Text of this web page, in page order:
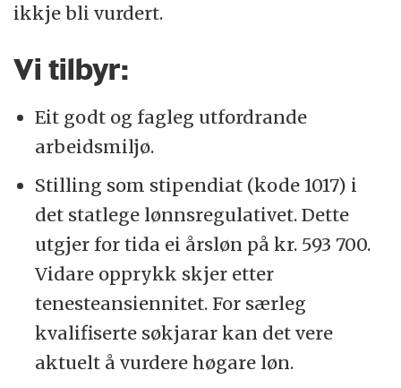
ikkje bli vurdert.
Vi tilbyr:
Eit godt og fagleg utfordrande
arbeidsmiljø.
Stilling som stipendiat (kode 1017) i
det statlege lønnsregulativet. Dette
utgjer for tida ei årsløn på kr. 593 700.
Vidare opprykk skjer etter
tenesteansiennitet. For særleg
kvalifiserte søkjarar kan det vere
aktuelt å vurdere høgare løn.